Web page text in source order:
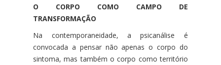
O CORPO COMO CAMPO DE
TRANSFORMAÇÃO
Na contemporaneidade, a psicanálise é
convocada a pensar não apenas o corpo do
sintoma, mas também o corpo como território